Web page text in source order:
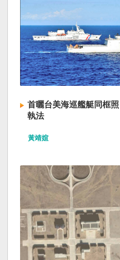
首曬台美海巡艦艇同框
執法
黃靖媗